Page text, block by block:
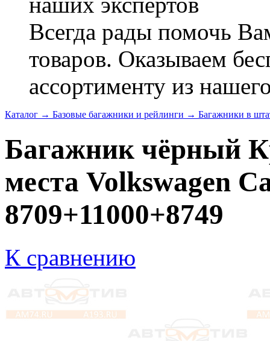
Всегда рады помочь
товаров. Оказываем
ассортименту из
Каталог → Базовые багажники и рейлинги → Багажники в
Багажник чёрный
места Volkswagen
8709+11000+8749
К сравнению